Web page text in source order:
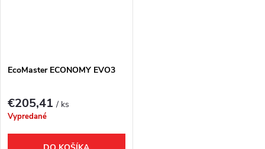
EcoMaster ECONOMY EVO3
€205,41/ ks
Vypredané